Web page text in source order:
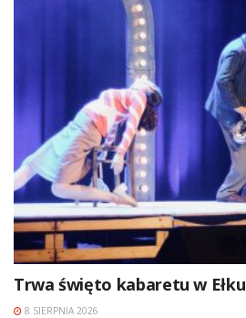
Trwa święto kabaretu w Ełku
8 SIERPNIA 2026